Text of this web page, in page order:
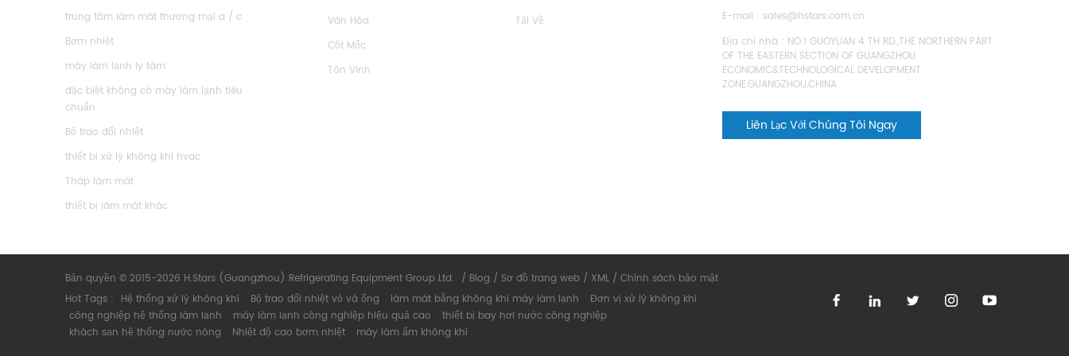
trung tâm làm mát thương mại a / c
Bơm nhiệt
máy làm lạnh ly tâm
đặc biệt không có máy làm lạnh tiêu
chuẩn
Bộ trao đổi nhiệt
thiết bị xử lý không khí hvac
Tháp làm mát
thiết bị làm mát khác
Văn Hóa
Cột Mốc
Tôn Vinh
Tải Về
E-mail : sales@hstars.com.cn
Địa chỉ nhà : NO.1 GUOYUAN 4 TH RD.,THE NORTHERN PART
OF THE EASTERN SECTION OF GUANGZHOU
ECONOMIC&TECHNOLOGICAL DEVELOPMENT
ZONE,GUANGZHOU,CHINA
Liên Lạc Với Chúng Tôi Ngay
Bản quyền © 2015-2026 H.Stars (Guangzhou) Refrigerating Equipment Group Ltd. / Blog / Sơ đồ trang web / XML / Chính sách bảo mật
Hot Tags :
Hệ thống xử lý không khí Bộ trao đổi nhiệt vỏ và ống làm mát bằng không khí máy làm lạnh
Đơn vị xử lý không khí
công nghiệp hệ thống làm lạnh
máy làm lạnh công nghiệp hiệu quả cao
thiết bị bay hơi nước công nghiệp
khách sạn hệ thống nước nóng
Nhiệt độ cao bơm nhiệt máy làm ẩm không khí